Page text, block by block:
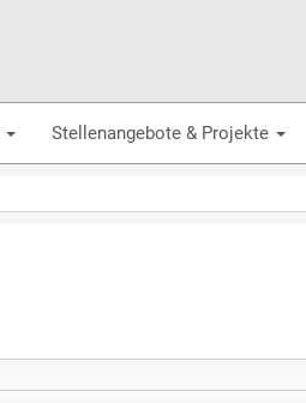
Stellenangebote & Projekte